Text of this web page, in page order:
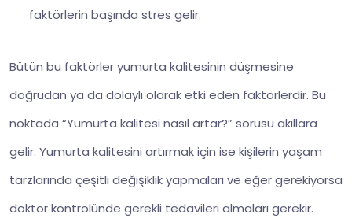
faktörlerin başında stres gelir.
Bütün bu faktörler yumurta kalitesinin düşmesine
doğrudan ya da dolaylı olarak etki eden faktörlerdir. Bu
noktada “Yumurta kalitesi nasıl artar?” sorusu akıllara
gelir. Yumurta kalitesini artırmak için ise kişilerin yaşam
tarzlarında çeşitli değişiklik yapmaları ve eğer gerekiyorsa
doktor kontrolünde gerekli tedavileri almaları gerekir.